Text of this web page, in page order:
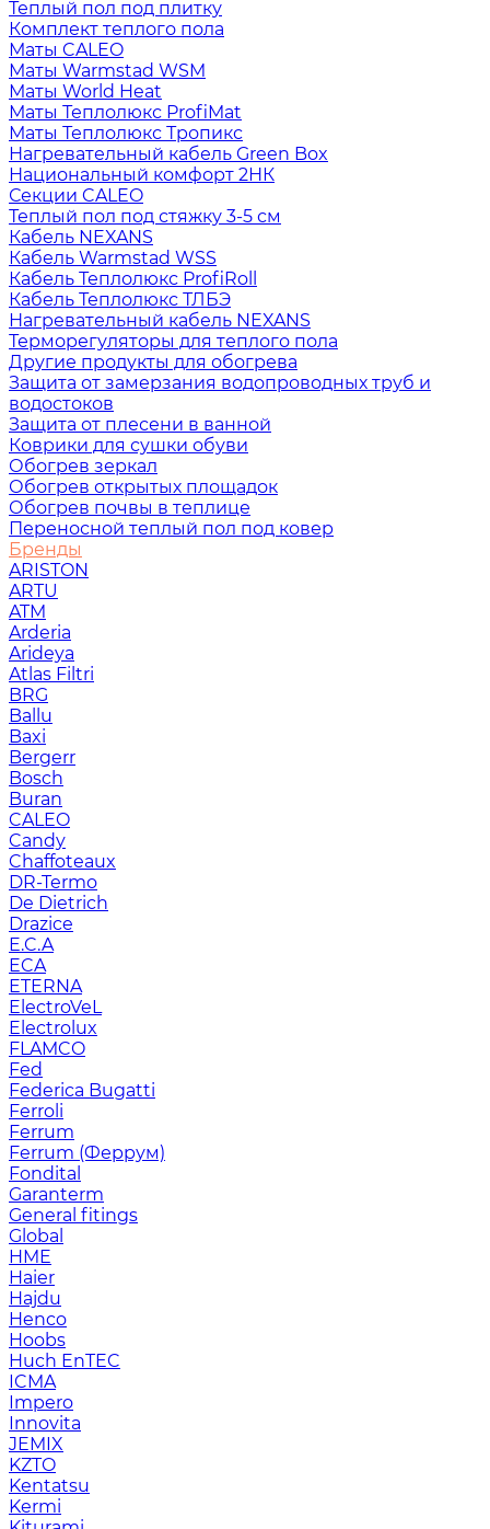
Теплый пол под плитку
Комплект теплого пола
Маты CALEO
Маты Warmstad WSM
Маты World Heat
Маты Теплолюкс ProfiMat
Маты Теплолюкс Тропикс
Нагревательный кабель Green Box
Национальный комфорт 2НК
Секции CALEO
Теплый пол под стяжку 3-5 см
Кабель NEXANS
Кабель Warmstad WSS
Кабель Теплолюкс ProfiRoll
Кабель Теплолюкс ТЛБЭ
Нагревательный кабель NEXANS
Терморегуляторы для теплого пола
Другие продукты для обогрева
Защита от замерзания водопроводных труб и
водостоков
Защита от плесени в ванной
Коврики для сушки обуви
Обогрев зеркал
Обогрев открытых площадок
Обогрев почвы в теплице
Переносной теплый пол под ковер
Бренды
ARISTON
ARTU
ATM
Arderia
Arideya
Atlas Filtri
BRG
Ballu
Baxi
Bergerr
Bosch
Buran
CALEO
Candy
Chaffoteaux
DR-Termo
De Dietrich
Drazice
E.C.A
ECA
ETERNA
ElectroVeL
Electrolux
FLAMCO
Fed
Federica Bugatti
Ferroli
Ferrum
Ferrum (Феррум)
Fondital
Garanterm
General fitings
Global
HME
Haier
Hajdu
Henco
Hoobs
Huch EnTEC
ICMA
Impero
Innovita
JEMIX
KZTO
Kentatsu
Kermi